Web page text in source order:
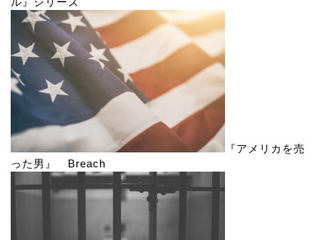
『アメリカを売
った男』 Breach